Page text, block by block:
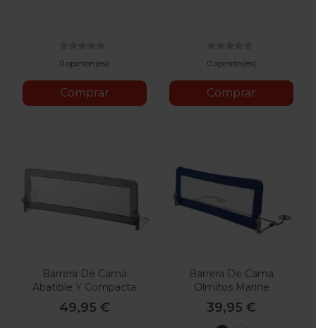
0 opinión(es)
Comprar
0 opinión(es)
Comprar
Barrera De Cama
Abatible Y Compacta
Jané T01 Star
49,95 €
Barrera De Cama
Olmitos Marine
39,95 €